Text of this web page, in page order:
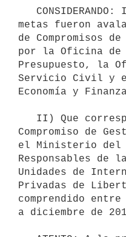
metas fueron
de Compromisos
por la Oficina de
Presupuesto, la
Servicio Civil y
Economía y
Compromiso de
el Ministerio
Responsables de
Unidades de
Privadas de
comprendido
a diciembre de